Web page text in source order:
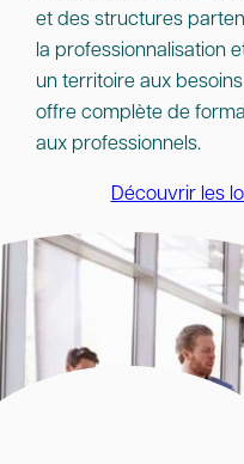
et des structures
la professionnalisation
un territoire aux
offre complète de
aux professionnels.
Découvrir les